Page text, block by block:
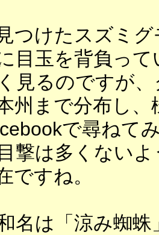
つけたスズミグ
目玉を背負っ
見るのですが
州まで分布し
で尋ねて
撃は多くない
ですね。
名は「涼み蜘